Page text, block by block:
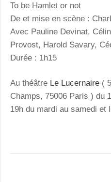
To be Hamlet or not
De et mise en scène :
Avec Pauline Devinat,
Provost, Harold Savary,
Durée : 1h15
Au théâtre Le Lucernaire (
Champs, 75006 Paris ) du
19h du mardi au samedi et